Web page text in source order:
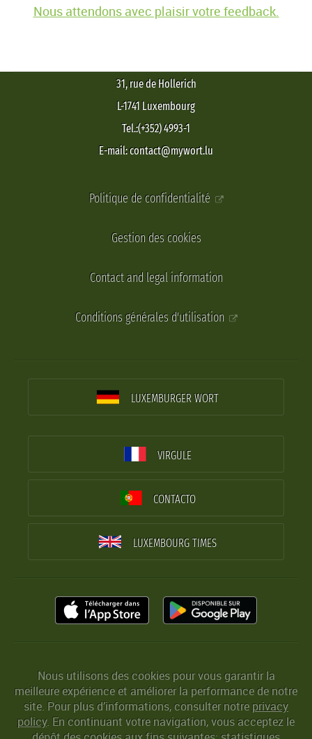
Nous attendons avec plaisir votre feedback.
31, rue de Hollerich
L-1741 Luxembourg
Tel.:(+352) 4993-1
E-mail: contact@mywort.lu
Politique de confidentialité
Gestion des cookies
Contact and legal information
Conditions générales d'utilisation
LUXEMBURGER WORT
VIRGULE
CONTACTO
LUXEMBOURG TIMES
Nous utilisons des cookies pour vous garantir la
meilleure expérience et améliorer la performance de notre
site. Pour plus d’informations, consulter notreprivacy
policy. En continuant votre navigation, vous acceptez le